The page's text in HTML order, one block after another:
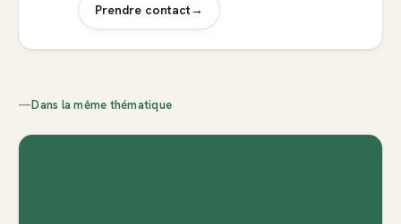
Prendre contact→
—Dans la même thématique